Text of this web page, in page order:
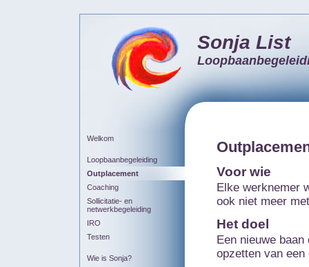
Sonja List
Welkom
Loopbaanbegeleiding
Outplacement
Coaching
Sollicitatie- en
netwerkbegeleiding
IRO
Testen
Wie is Sonja?
Voor wie
Elke werknemer
ook niet meer
Het doel
Een nieuwe
opzetten van een